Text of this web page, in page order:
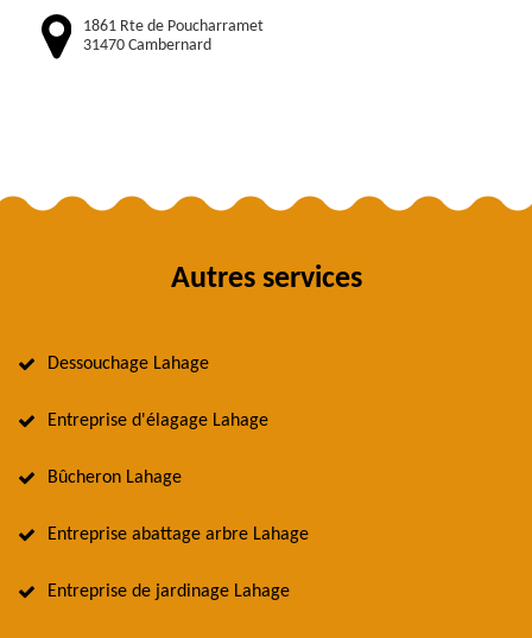
1861 Rte de Poucharramet
31470 Cambernard
Autres services
Dessouchage Lahage
Entreprise d'élagage Lahage
Bûcheron Lahage
Entreprise abattage arbre Lahage
Entreprise de jardinage Lahage